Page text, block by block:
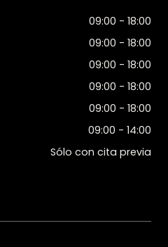
09:00 - 18:00
09:00 - 18:00
09:00 - 18:00
09:00 - 18:00
09:00 - 18:00
09:00 - 14:00
Sólo con cita previa